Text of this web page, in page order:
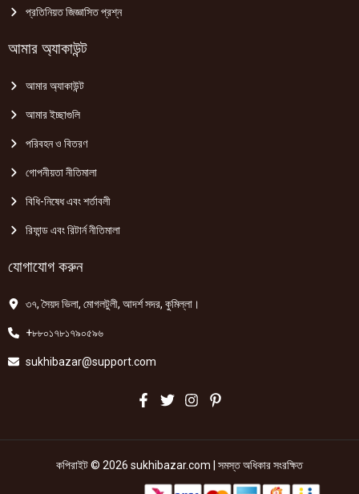
প্রতিনিয়ত জিজ্ঞাসিত প্রশ্ন
আমার অ্যাকাউন্ট
আমার অ্যাকাউন্ট
আমার ইচ্ছাগুলি
পরিবহন ও বিতরণ
গোপনীয়তা নীতিমালা
বিধি-নিষেধ এবং শর্তাবলী
রিফান্ড এবং রিটার্ন নীতিমালা
যোগাযোগ করুন
৩৭, সৈয়দ ভিলা, মোগলটুলী, আদর্শ সদর, কুমিল্লা।
+৮৮০১৭৮১৭৯০৫৯৬
sukhibazar@support.com
কপিরাইট © 2026 sukhibazar.com | সমস্ত অধিকার সংরক্ষিত